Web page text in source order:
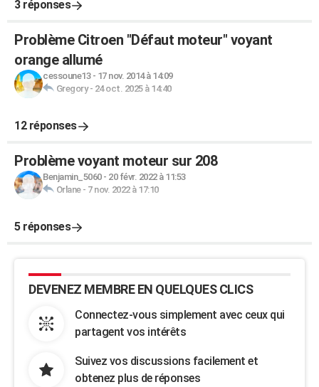
3 réponses
Problème Citroen "Défaut moteur" voyant
orange allumé
cessoune13- 17 nov. 2014 à 14:09
Gregory- 24 oct. 2025 à 14:40
12 réponses
Problème voyant moteur sur 208
Benjamin_5060- 20 févr. 2022 à 11:53
Orlane- 7 nov. 2022 à 17:10
5 réponses
DEVENEZ MEMBRE EN QUELQUES CLICS
Connectez-vous simplement avec ceux qui
partagent vos intérêts
Suivez vos discussions facilement et
obtenez plus de réponses